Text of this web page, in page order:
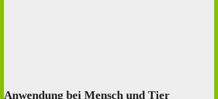
Anwendung bei Mensch und Tier